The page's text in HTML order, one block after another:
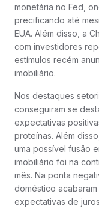
monetária no Fed,
precificando até
EUA. Além disso, a
com investidores
estímulos recém
imobiliário.
Nos destaques
conseguiram se
expectativas
proteínas. Além
uma possível fusão
imobiliário foi na
mês. Na ponta
doméstico
expectativas de